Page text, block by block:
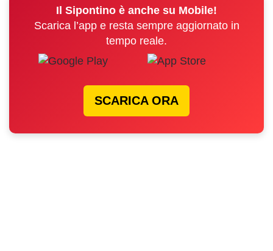
Il Sipontino è anche su Mobile!
Scarica l’app e resta sempre aggiornato in
tempo reale.
SCARICA ORA